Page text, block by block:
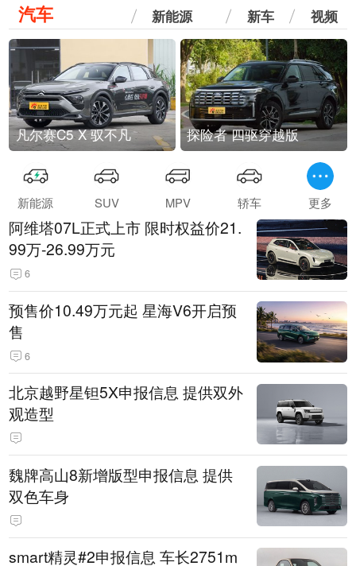
汽车 新能源 新车 视频
凡尔赛C5 X 驭不凡 探险者 四驱穿越版
新能源 SUV MPV 轿车 更多
阿维塔07L正式上市 限时权益价21.
99万-26.99万元
6
预售价10.49万元起 星海V6开启预
售
6
北京越野星钽5X申报信息 提供双外
观造型
魏牌高山8新增版型申报信息 提供
双色车身
smart精灵#2申报信息 车长2751m